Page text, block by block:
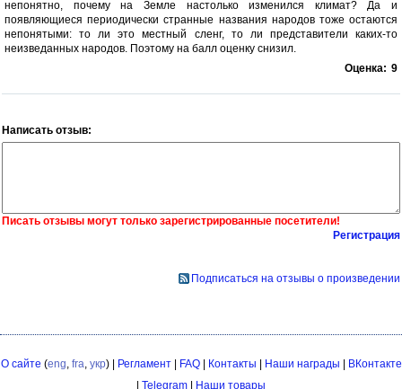
непонятно, почему на Земле настолько изменился климат? Да и
появляющиеся периодически странные названия народов тоже остаются
непонятыми: то ли это местный сленг, то ли представители каких-то
неизведанных народов. Поэтому на балл оценку снизил.
Оценка: 9
Написать отзыв:
Писать отзывы могут только зарегистрированные посетители!
Регистрация
Подписаться на отзывы о произведении
О сайте (eng fra укр) | Регламент| FAQ| Контакты | Наши награды | ВКонтакте
| Telegram | Наши товары